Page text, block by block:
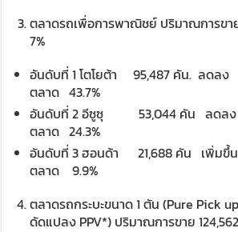
ตลาดรถเพื่อการพาณิชย์ ปริมาณการขา
7%
อันดับที่ 1 โตโยต้า 95,487 คัน. ลดล
ตลาด 43.7%
อันดับที่ 2 อีซูซุ 53,044 คัน ลดลง
ตลาด 24.3%
อันดับที่ 3 ฮอนด้า 21,688 คัน เพิ่มขึ้
ตลาด 9.9%
ตลาดรถกระบะขนาด 1 ตัน (Pure Pick
ดัดแปลง PPV*) ปริมาณการขาย